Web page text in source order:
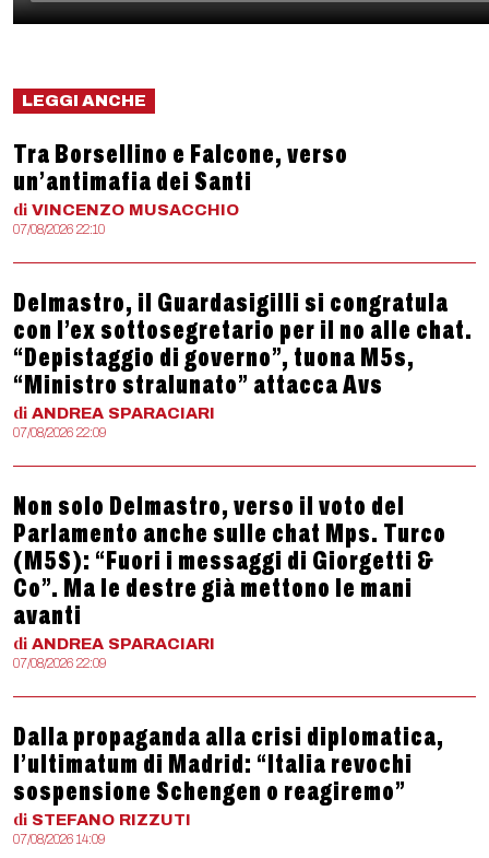
LEGGI ANCHE
Tra Borsellino e Falcone, verso
un’antimafia dei Santi
di VINCENZO MUSACCHIO
07/08/2026 22:10
Delmastro, il Guardasigilli si congratula
con l’ex sottosegretario per il no alle chat.
“Depistaggio di governo”, tuona M5s,
“Ministro stralunato” attacca Avs
di ANDREA SPARACIARI
07/08/2026 22:09
Non solo Delmastro, verso il voto del
Parlamento anche sulle chat Mps. Turco
(M5S): “Fuori i messaggi di Giorgetti &
Co”. Ma le destre già mettono le mani
avanti
di ANDREA SPARACIARI
07/08/2026 22:09
Dalla propaganda alla crisi diplomatica,
l’ultimatum di Madrid: “Italia revochi
sospensione Schengen o reagiremo”
di STEFANO RIZZUTI
07/08/2026 14:09